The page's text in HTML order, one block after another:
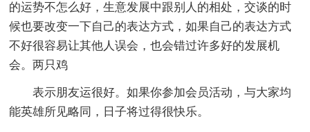
的运势不怎么好，生意发展中跟别人的相处，交谈的时
候也要改变一下自己的表达方式，如果自己的表达方式
不好很容易让其他人误会，也会错过许多好的发展机
会。两只鸡
表示朋友运很好。如果你参加会员活动，与大家均
能英雄所见略同，日子将过得很快乐。